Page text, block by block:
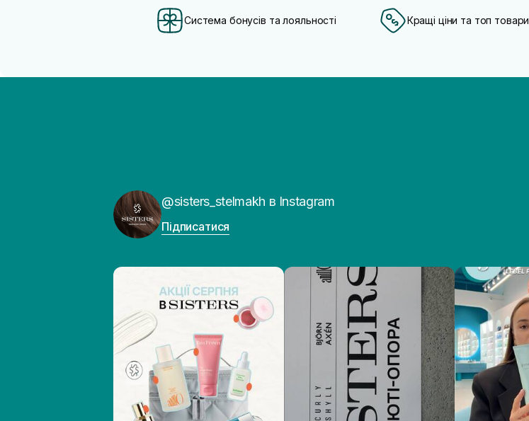
Система бонусів та лояльності Кращі ціни та топ товари
@sisters_stelmakh в Instagram
Підписатися